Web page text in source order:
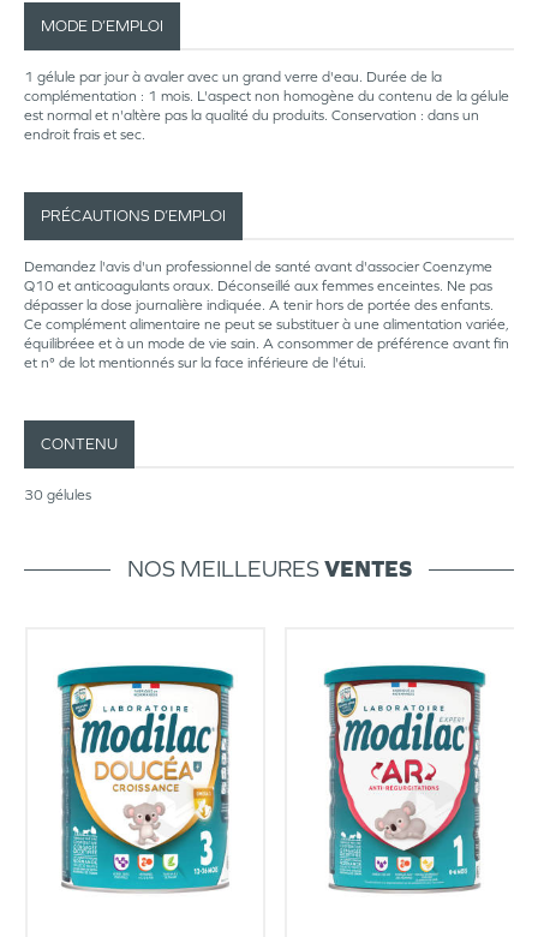
MODE D’EMPLOI
1 gélule par jour à avaler avec un grand verre d'eau. Durée de la
complémentation : 1 mois. L'aspect non homogène du contenu de la gélule
est normal et n'altère pas la qualité du produits. Conservation : dans un
endroit frais et sec.
PRÉCAUTIONS D’EMPLOI
Demandez l'avis d'un professionnel de santé avant d'associer Coenzyme
Q10 et anticoagulants oraux. Déconseillé aux femmes enceintes. Ne pas
dépasser la dose journalière indiquée. A tenir hors de portée des enfants.
Ce complément alimentaire ne peut se substituer à une alimentation variée,
équilibréee et à un mode de vie sain. A consommer de préférence avant fin
et n° de lot mentionnés sur la face inférieure de l'étui.
CONTENU
30 gélules
NOS MEILLEURESVENTES